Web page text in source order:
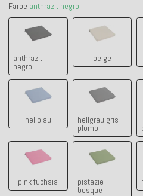
Farbe anthrazit negro
anthrazit
negro
anthrazit negro
beige
beige
hellblau
hellblau
hellgrau gris
plomo
hellgrau gris
pink fuchsia
pink fuchsia
pistazie
bosque
pistazie